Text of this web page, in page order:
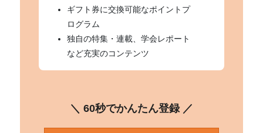
ギフト券に交換可能なポイントプ
ログラム
独自の特集・連載、学会レポート
など充実のコンテンツ
＼ 60秒でかんたん登録 ／